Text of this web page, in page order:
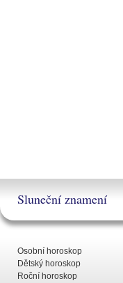
Sluneční znamení
Osobní horoskop
Dětský horoskop
Roční horoskop